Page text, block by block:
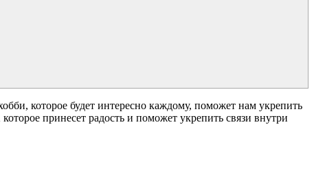
которое будет интересно каждому, поможет нам укрепить
принесет радость и поможет укрепить связи внутри